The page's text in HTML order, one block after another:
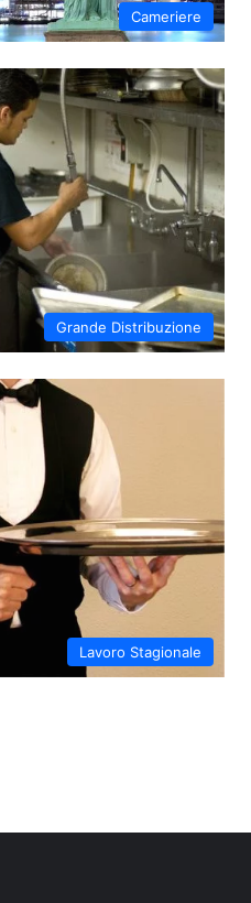
Cameriere
Grande Distribuzione
Lavoro Stagionale